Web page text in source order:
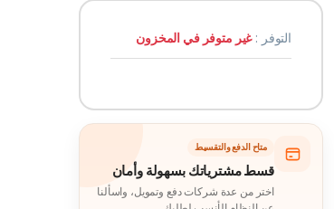
التوفر :غير متوفر في المخزون
متاح الدفع والتقسيط
قسط مشترياتك بسهولة وأمان
اختر من عدة شركات دفع وتمويل، واسألنا